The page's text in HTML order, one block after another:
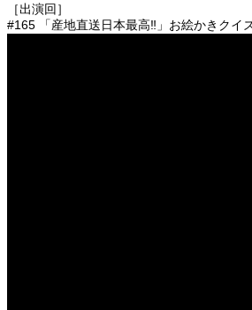
［出演回］
#165 「産地直送日本最高‼︎」お絵かきクイ